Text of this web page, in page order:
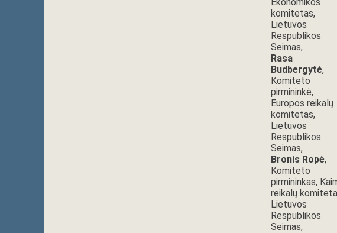
komitetas,
Lietuvos
Respublikos
Seimas,
Rasa
Budbergytė,
Komiteto
pirmininkė,
Europos reikalų
komitetas,
Lietuvos
Respublikos
Seimas,
Bronis Ropė,
Komiteto
pirmininkas,
reikalų
Lietuvos
Respublikos
Seimas,